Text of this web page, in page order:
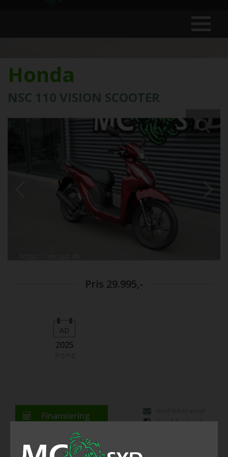
Honda
NSC 110 VISION SCOOTER
Pris 29.995,-
2025
Finansiering
del på facebook
Honda NSC110 Vision – Perfekt til hverdagen Honda
NSC110 Vision er en af de mest populære scootere i sin